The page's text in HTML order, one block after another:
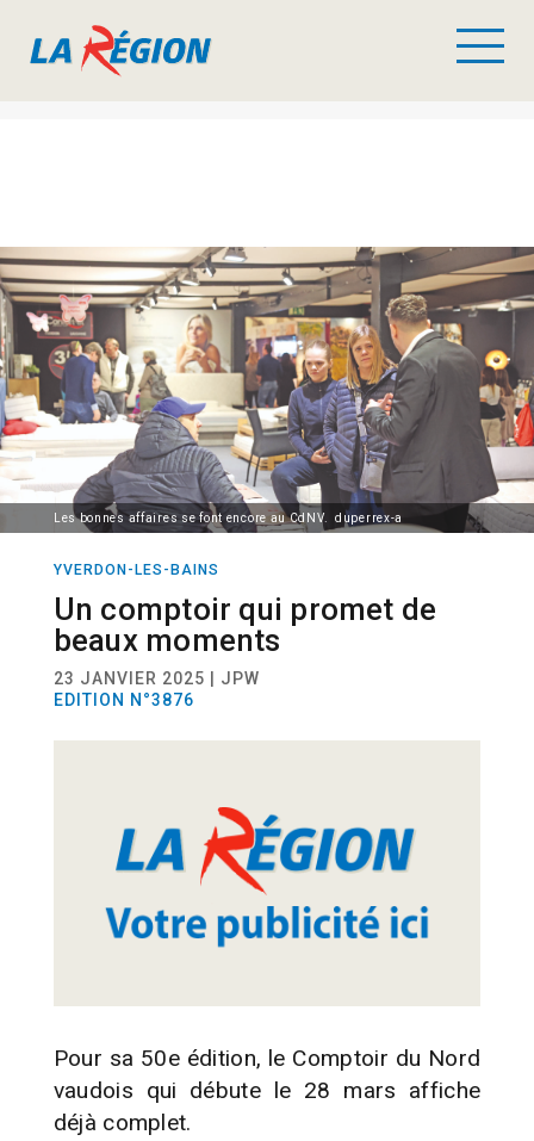
Les bonnes affaires se font encore au CdNV. duperrex-a
YVERDON-LES-BAINS
Un comptoir qui promet de
beaux moments
23 JANVIER 2025 | JPW
EDITION N°3876
Pour sa 50e édition, le Comptoir du Nord
vaudois qui débute le 28 mars affiche
déjà complet.